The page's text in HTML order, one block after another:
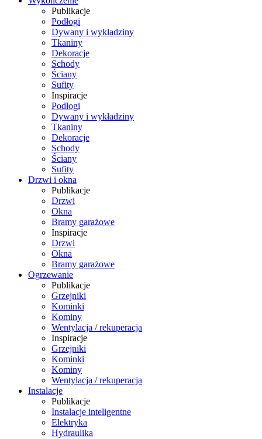
Publikacje
Podłogi
Dywany i wykładziny
Tkaniny
Dekoracje
Schody
Ściany
Sufity
Inspiracje
Podłogi
Dywany i wykładziny
Tkaniny
Dekoracje
Schody
Ściany
Sufity
Drzwi i okna
Publikacje
Drzwi
Okna
Bramy garażowe
Inspiracje
Drzwi
Okna
Bramy garażowe
Ogrzewanie
Publikacje
Grzejniki
Kominki
Kominy
Wentylacja / rekuperacja
Inspiracje
Grzejniki
Kominki
Kominy
Wentylacja / rekuperacja
Instalacje
Publikacje
Instalacje inteligentne
Elektryka
Hydraulika